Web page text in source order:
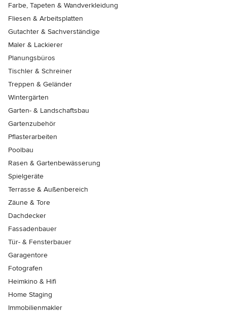
Farbe, Tapeten & Wandverkleidung
Fliesen & Arbeitsplatten
Gutachter & Sachverständige
Maler & Lackierer
Planungsbüros
Tischler & Schreiner
Treppen & Geländer
Wintergärten
Garten- & Landschaftsbau
Gartenzubehör
Pflasterarbeiten
Poolbau
Rasen & Gartenbewässerung
Spielgeräte
Terrasse & Außenbereich
Zäune & Tore
Dachdecker
Fassadenbauer
Tür- & Fensterbauer
Garagentore
Fotografen
Heimkino & Hifi
Home Staging
Immobilienmakler